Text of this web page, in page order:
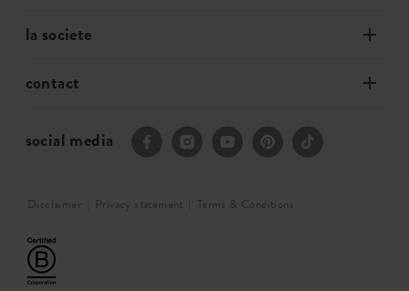
la societe
contact
social media
Disclaimer Privacy statement Terms & Conditions